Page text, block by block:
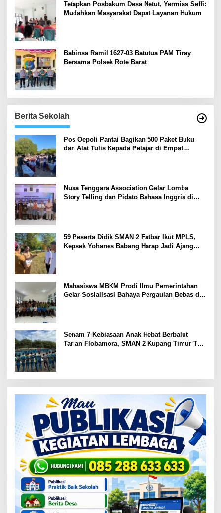
Tetapkan Posbakum Desa Netut, Yermias Seffi:
Mudahkan Masyarakat Dapat Layanan Hukum
Babinsa Ramil 1627-03 Batutua PAM Tiray
Bersama Polsek Rote Barat
Berita Sekolah
Pos Oepoli Pantai Bagikan 500 Paket Buku
dan Alat Tulis Kepada Pelajar di Empat
Nusa Tenggara Association Gelar Lomba
Story Telling dan Pidato Bahasa Inggris di
59 Peserta Didik SMAN 2 Fatbar Ikut MPLS,
Kepsek Yohanes Babang Harap Jadi Ajang
Mahasiswa MBKM Prodi Ilmu Pemerintahan
Gelar Sosialisasi Bahaya Pergaulan Bebas di
Senam 7 Kebiasaan Anak Hebat Berbalut
Tarian Flobamora, SMAN 2 Kupang Timur Tuai